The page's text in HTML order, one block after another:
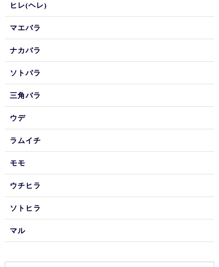
ヒレ(ヘレ)
マエバラ
ナカバラ
ソトバラ
三角バラ
ウデ
ラムイチ
モモ
ウチヒラ
ソトヒラ
マル